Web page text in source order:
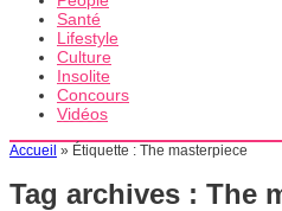
Santé
Lifestyle
Culture
Insolite
Concours
Vidéos
Accueil » Étiquette : The masterpiece
Tag archives : The